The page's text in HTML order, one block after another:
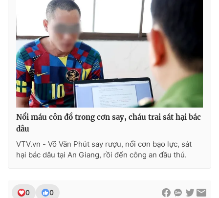
Ðiện thoại Thời báo VTV:
Email:
toasoan@vtv.vn
Liên hệ quảng cáo:024-7300.7108
thông tin từ website này.
Nổi máu côn đồ trong cơn say, cháu trai sát hại bác
dâu
VTV.vn - Võ Văn Phút say rượu, nổi cơn bạo lực, sát
hại bác dâu tại An Giang, rồi đến công an đầu thú.
0 0